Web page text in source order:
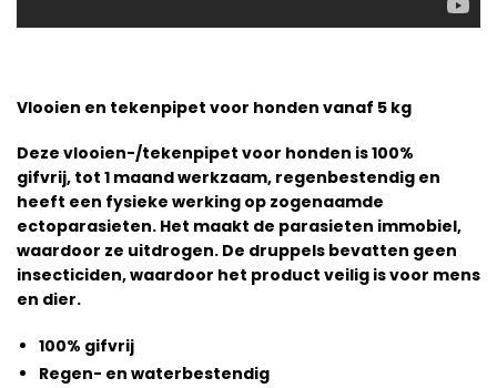
Vlooien en tekenpipet voor honden vanaf 5 kg
Deze vlooien-/tekenpipet voor honden is 100%
gifvrij, tot 1 maand werkzaam, regenbestendig en
heeft een fysieke werking op zogenaamde
ectoparasieten. Het maakt de parasieten immobiel,
waardoor ze uitdrogen. De druppels bevatten geen
insecticiden, waardoor het product veilig is voor mens
en dier.
100% gifvrij
Regen- en waterbestendig